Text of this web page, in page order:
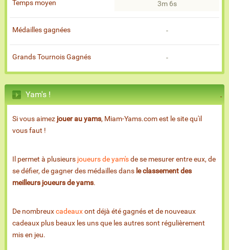
Temps moyen
3m 6s
Médailles gagnées -
Grands Tournois Gagnés -
Yam's !
Si vous aimez jouer au yams, Miam-Yams.com est le site qu'il
vous faut !
Il permet à plusieurs joueurs de yam'sde se mesurer entre eux, de
se défier, de gagner des médailles dans le classement des
meilleurs joueurs de yams.
De nombreuxcadeauxont déjà été gagnés et de nouveaux
cadeaux plus beaux les uns que les autres sont régulièrement
mis en jeu.